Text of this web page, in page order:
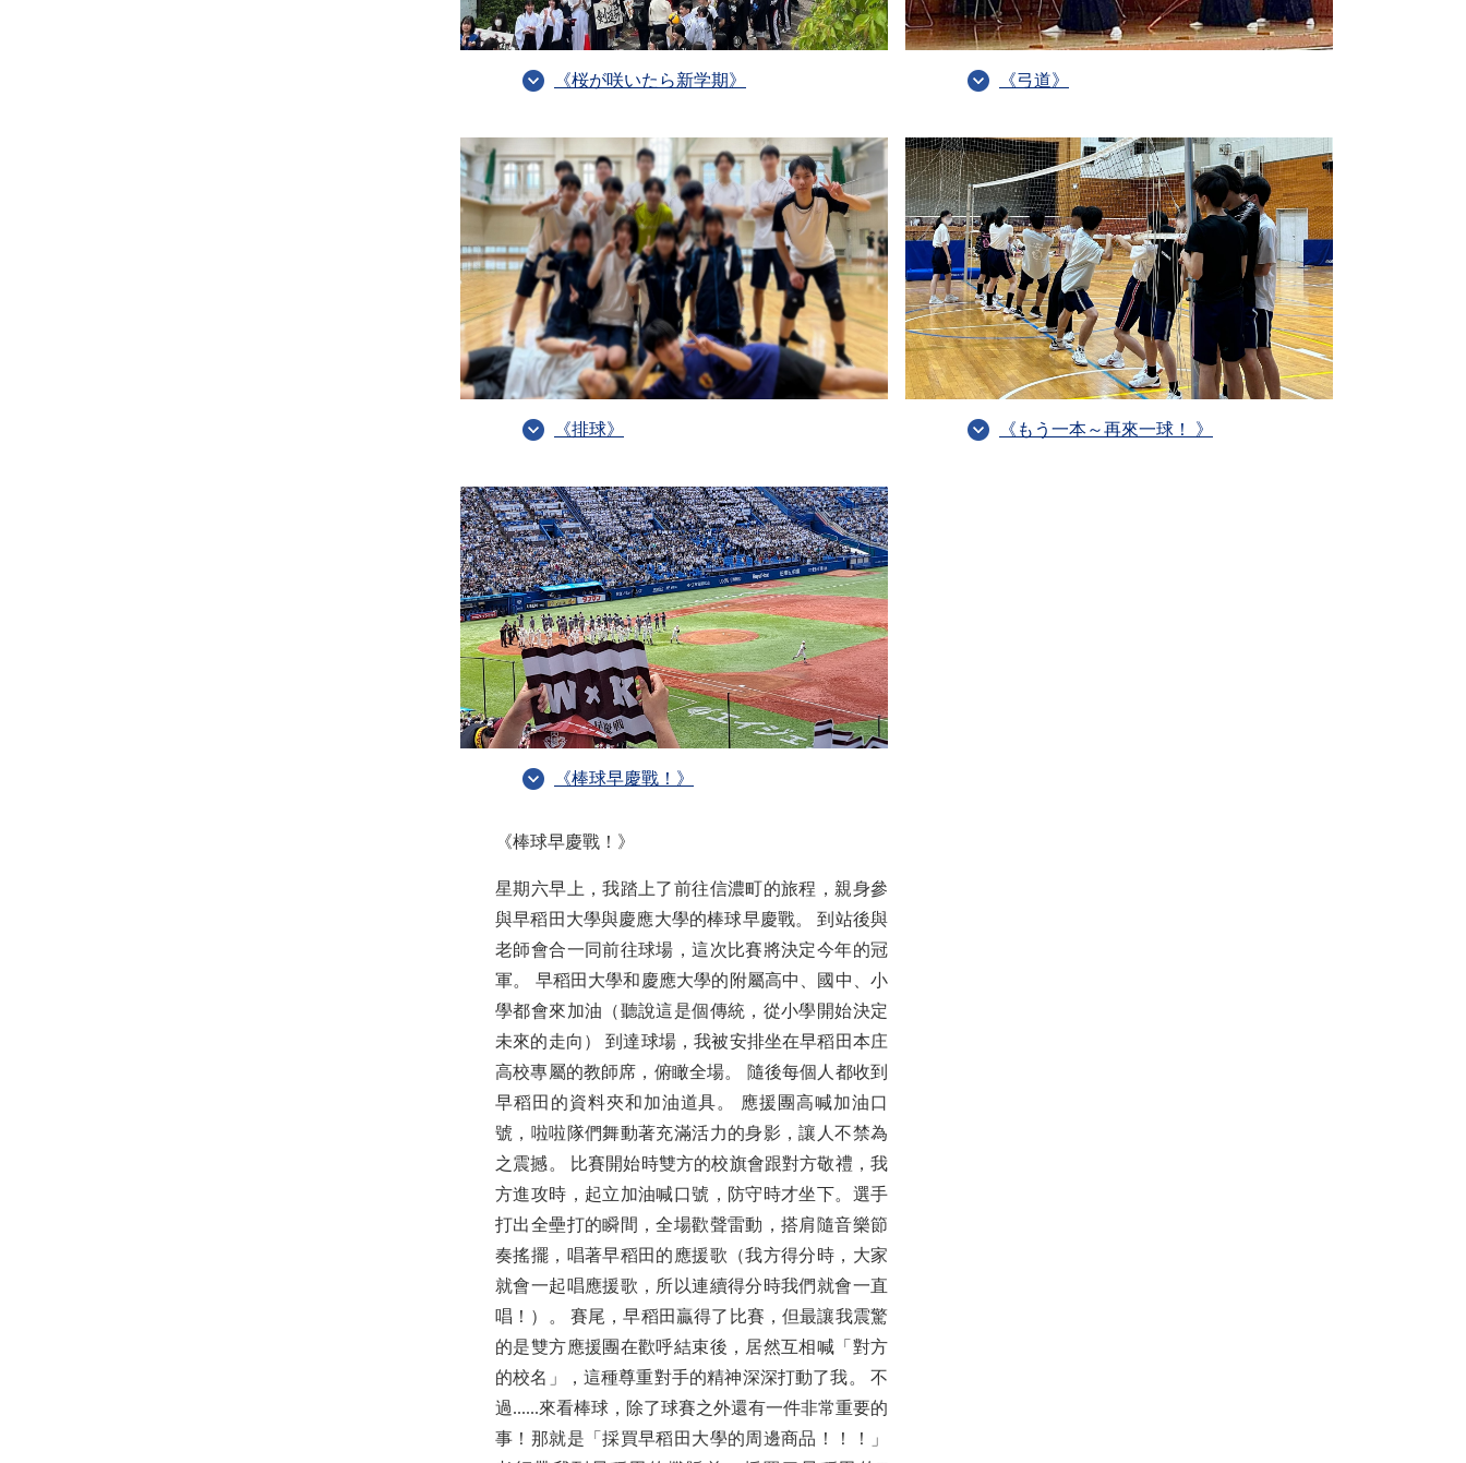
《桜が咲いたら新学期》 《弓道》
《排球》 《もう一本～再來一球！ 》
《棒球早慶戰！》
《棒球早慶戰！》
星期六早上，我踏上了前往信濃町的旅程，親身參
與早稻田大學與慶應大學的棒球早慶戰。 到站後與
老師會合一同前往球場，這次比賽將決定今年的冠
軍。 早稻田大學和慶應大學的附屬高中、國中、小
學都會來加油（聽說這是個傳統，從小學開始決定
未來的走向） 到達球場，我被安排坐在早稻田本庄
高校專屬的教師席，俯瞰全場。 隨後每個人都收到
早稻田的資料夾和加油道具。 應援團高喊加油口
號，啦啦隊們舞動著充滿活力的身影，讓人不禁為
之震撼。 比賽開始時雙方的校旗會跟對方敬禮，我
方進攻時，起立加油喊口號，防守時才坐下。選手
打出全壘打的瞬間，全場歡聲雷動，搭肩隨音樂節
奏搖擺，唱著早稻田的應援歌（我方得分時，大家
就會一起唱應援歌，所以連續得分時我們就會一直
唱！）。 賽尾，早稻田贏得了比賽，但最讓我震驚
的是雙方應援團在歡呼結束後，居然互相喊「對方
的校名」，這種尊重對手的精神深深打動了我。 不
過......來看棒球，除了球賽之外還有一件非常重要的
事！那就是「採買早稻田大學的周邊商品！！！」